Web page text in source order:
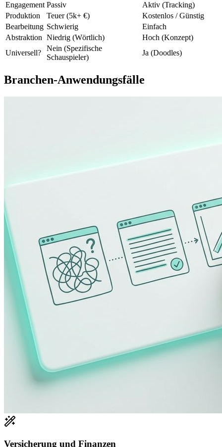
Engagement Passiv
Aktiv (Tracking)
Produktion
Teuer (5k+ €)
Kostenlos / Günstig
Bearbeitung Schwierig
Einfach
Abstraktion Niedrig (Wörtlich)
Hoch (Konzept)
Universell?
Nein (Spezifische
Schauspieler)
Ja (Doodles)
Branchen-Anwendungsfälle
Versicherung und Finanzen